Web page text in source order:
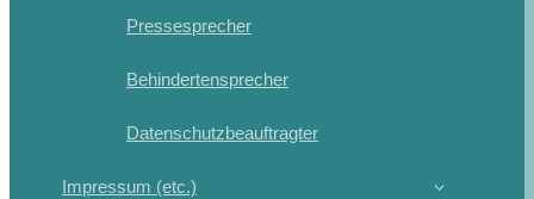
Pressesprecher
Behindertensprecher
Datenschutzbeauftragter
Impressum (etc.)